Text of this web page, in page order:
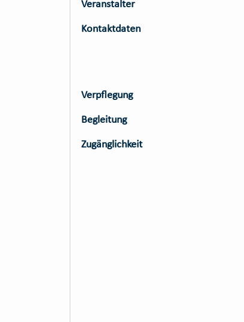
Veranstalter
Kontaktdaten
Verpflegung
Begleitung
Zugänglichkeit